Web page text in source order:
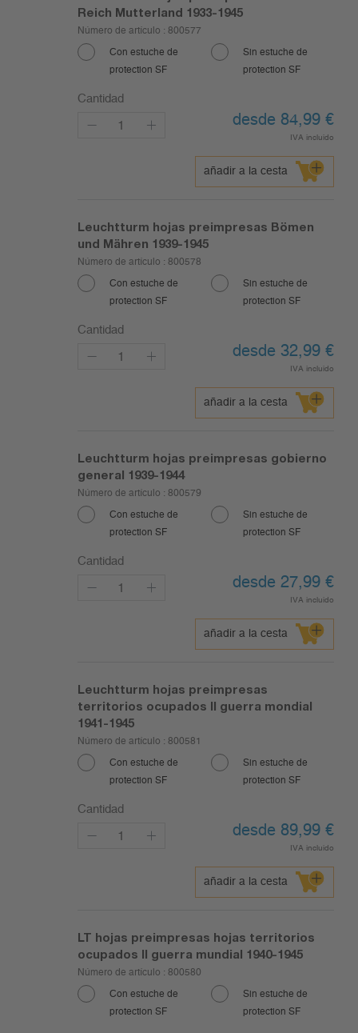
Reich Mutterland 1933-1945
Número de artículo : 800577
Con estuche de
protection SF
Sin estuche de
protection SF
Cantidad
desde 84,99 €
IVA incluido
añadir a la cesta
Leuchtturm hojas preimpresas Bömen
und Mähren 1939-1945
Número de artículo : 800578
Con estuche de
protection SF
Sin estuche de
protection SF
Cantidad
desde 32,99 €
IVA incluido
añadir a la cesta
Leuchtturm hojas preimpresas gobierno
general 1939-1944
Número de artículo : 800579
Con estuche de
protection SF
Sin estuche de
protection SF
Cantidad
desde 27,99 €
IVA incluido
añadir a la cesta
Leuchtturm hojas preimpresas
territorios ocupados II guerra mondial
1941-1945
Número de artículo : 800581
Con estuche de
protection SF
Sin estuche de
protection SF
Cantidad
desde 89,99 €
IVA incluido
añadir a la cesta
LT hojas preimpresas hojas territorios
ocupados II guerra mundial 1940-1945
Número de artículo : 800580
Con estuche de
protection SF
Sin estuche de
protection SF